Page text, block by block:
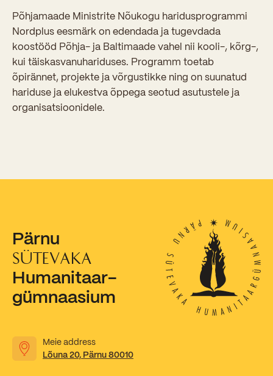
Tunniplaan
Eksamid ja arvestused
Õppesisu ülekandmine
Aastatöö
Õpilased
Töötajad
Vilistlased
Medalid
Järelevalve
Kooliõde ja koolipsühholoogid
Sisseastumiskatsed
Miks Sütevaka?
Stipendiumid
Õppemaksusoodustused
Kontaktid
In English
Stuudium Videod Galeriid
Põhjamaade Ministrite Nõukogu haridusprogrammi
Nordplus eesmärk on edendada ja tugevdada
koostööd Põhja- ja Baltimaade vahel nii kooli-, kõrg-,
kui täiskasvanuhariduses. Programm toetab
õpirännet, projekte ja võrgustikke ning on suunatud
hariduse ja elukestva õppega seotud asutustele ja
organisatsioonidele.
Pärnu
SÜTEVAKA
Humanitaar-
gümnaasium
Meie address
Lõuna 20, Pärnu 80010